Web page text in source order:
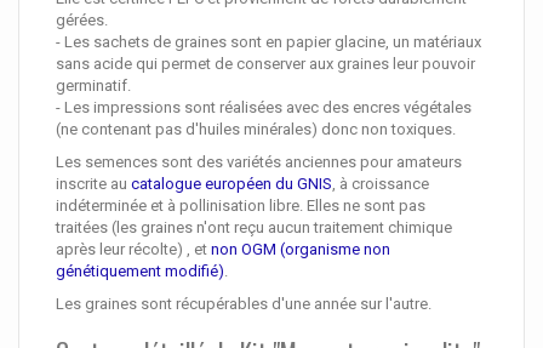
gérées.
- Les sachets de graines sont en papier glacine, un matériaux
sans acide qui permet de conserver aux graines leur pouvoir
germinatif.
- Les impressions sont réalisées avec des encres végétales
(ne contenant pas d'huiles minérales) donc non toxiques.
Les semences sont des variétés anciennes pour amateurs
inscrite au catalogue européen du GNIS, à croissance
indéterminée et à pollinisation libre. Elles ne sont pas
traitées (les graines n'ont reçu aucun traitement chimique
après leur récolte) , et non OGM (organisme non
génétiquement modifié).
Les graines sont récupérables d'une année sur l'autre.